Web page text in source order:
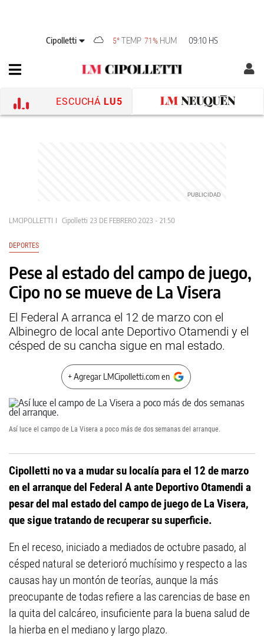
Cipolletti 5° TEMP 71% HUM 09:10 HS
ESCUCHÁ LU5
LMCIPOLLETTI Cipolletti 23 DE FEBRERO 2023 - 21:50
DEPORTES
Pese al estado del campo de juego,
Cipo no se mueve de La Visera
El Federal A arranca el 12 de marzo con el
Albinegro de local ante Deportivo Otamendi y el
césped de su cancha sigue en mal estado.
+ Agregar LMCipolletti.com en
Así luce el campo de La Visera a poco más de dos semanas del arranque.
Cipolletti no va a mudar su localía para el 12 de marzo
en el arranque del Federal A ante Deportivo Otamendi a
pesar del mal estado del campo de juego de La Visera,
que sigue tratando de recuperar su superficie.
En el receso, iniciado a mediados de octubre pasado, al
césped natural se deterioró muchísimo y respecto a las
causas hay un montón de teorías, aunque la más
preocupante de todas refiere a las carencias de base en
la quita del calcáreo, insuficiente para la buena salud de
la hierba en el mediano y largo plazo.